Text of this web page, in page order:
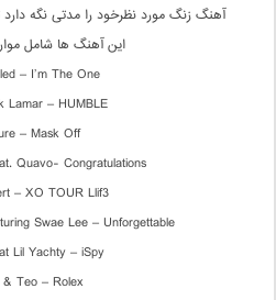
آهنگ زنگ مورد نظرخود را مدتی نگه
این آهنگ ها شامل
– I’m The One
Lamar – HUMBLE.
– Mask Off
Quavo- Congratulations
– XO TOUR Llif3
Swae Lee – Unforgettable
Lil Yachty – iSpy
Teo – Rolex